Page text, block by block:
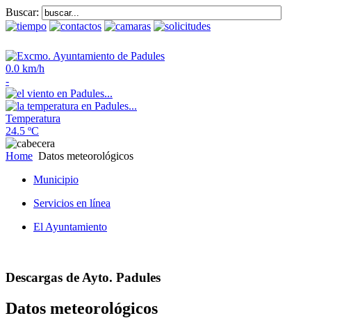
Buscar:
0.0 km/h
-
Temperatura
24.5 ºC
Home Datos meteorológicos
Municipio
Servicios en línea
El Ayuntamiento
Descargas de Ayto. Padules
Datos meteorológicos